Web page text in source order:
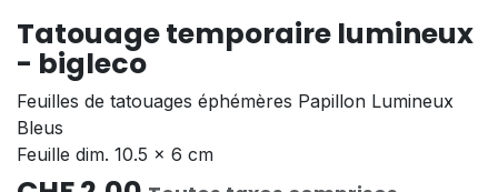
Tatouage temporaire lumineux
- bigleco
Feuilles de tatouages éphémères Papillon Lumineux
Bleus
Feuille dim. 10.5 x 6 cm